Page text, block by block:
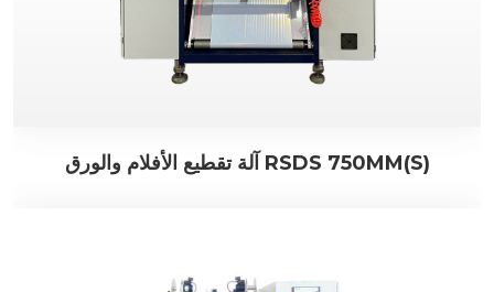
آلة تقطيع الأفلام والورق RSDS 750MM(S)